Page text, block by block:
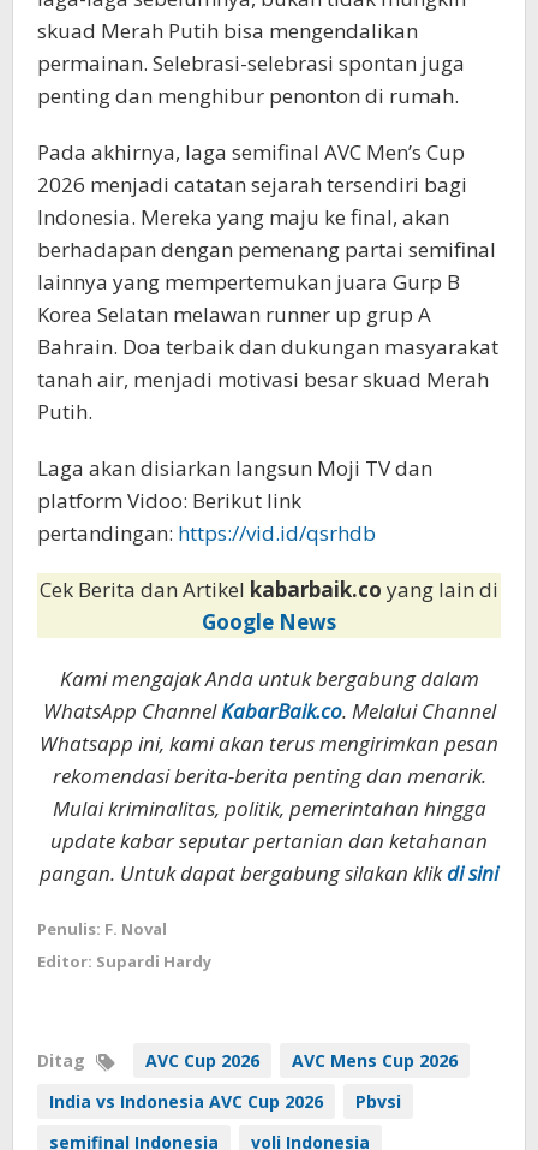
skuad Merah Putih bisa mengendalikan
permainan. Selebrasi-selebrasi spontan juga
penting dan menghibur penonton di rumah.
Pada akhirnya, laga semifinal AVC Men’s Cup
2026 menjadi catatan sejarah tersendiri bagi
Indonesia. Mereka yang maju ke final, akan
berhadapan dengan pemenang partai semifinal
lainnya yang mempertemukan juara Gurp B
Korea Selatan melawan runner up grup A
Bahrain. Doa terbaik dan dukungan masyarakat
tanah air, menjadi motivasi besar skuad Merah
Putih.
Laga akan disiarkan langsun Moji TV dan
platform Vidoo: Berikut link
pertandingan: https://vid.id/qsrhdb
Cek Berita dan Artikel kabarbaik.co yang lain di
Google News
Kami mengajak Anda untuk bergabung dalam
WhatsApp ChannelKabarBaik.co. Melalui Channel
Whatsapp ini, kami akan terus mengirimkan pesan
rekomendasi berita-berita penting dan menarik.
Mulai kriminalitas, politik, pemerintahan hingga
update kabar seputar pertanian dan ketahanan
pangan. Untuk dapat bergabung silakan klikdi sini
Penulis: F. Noval
Editor: Supardi Hardy
Ditag AVC Cup 2026
AVC Mens Cup 2026
India vs Indonesia AVC Cup 2026
Pbvsi
semifinal Indonesia
voli Indonesia